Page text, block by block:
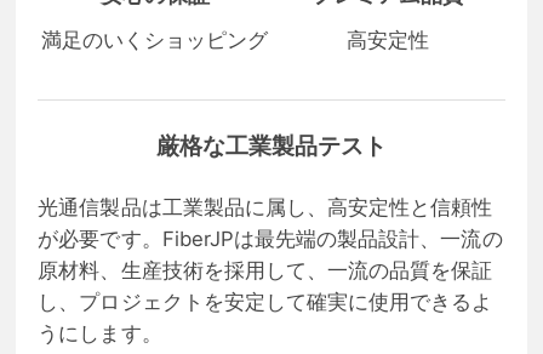
満足のいくショッピング 高安定性
厳格な工業製品テスト
光通信製品は工業製品に属し、高安定性と信頼性
が必要です。FiberJPは最先端の製品設計、一流の
原材料、生産技術を採用して、一流の品質を保証
し、プロジェクトを安定して確実に使用できるよ
うにします。